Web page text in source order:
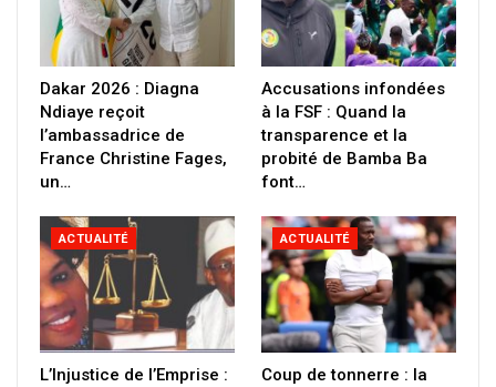
Dakar 2026 : Diagna
Ndiaye reçoit
l’ambassadrice de
France Christine Fages,
un…
Accusations infondées
à la FSF : Quand la
transparence et la
probité de Bamba Ba
font…
ACTUALITÉ
L’Injustice de l’Emprise :
ACTUALITÉ
Coup de tonnerre : la